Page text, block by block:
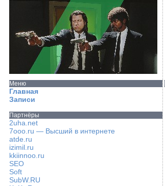
Меню
Главная
Записи
Партнёры
2uha.net
7ooo.ru — Высший в интернете
atde.ru
izimil.ru
kkiinnoo.ru
SEO
Soft
SubW.RU